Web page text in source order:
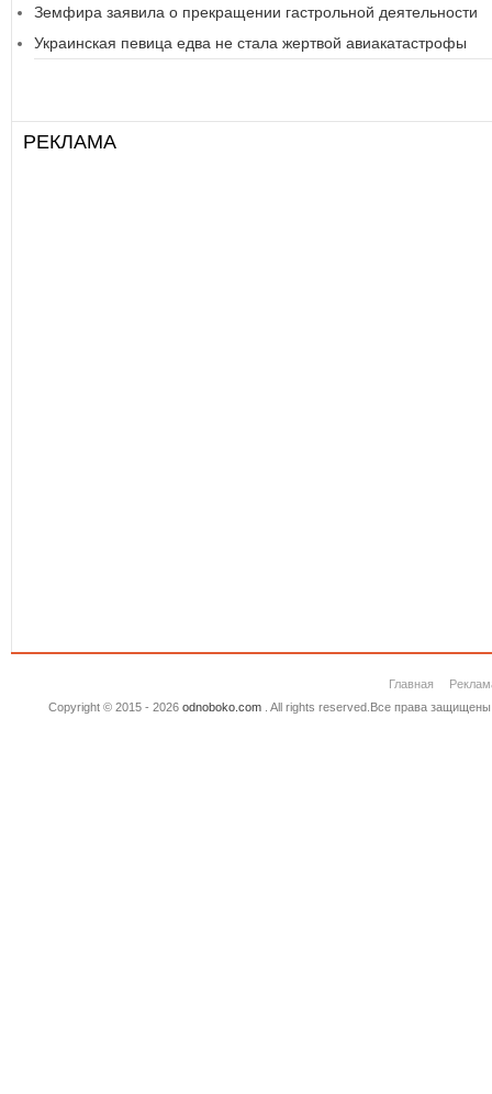
Земфира заявила о прекращении гастрольной деятельности
Украинская певица едва не стала жертвой авиакатастрофы
РЕКЛАМА
Главная
Copyright © 2015 - 2026 odnoboko.com. All rights reserved.Все права защищены.